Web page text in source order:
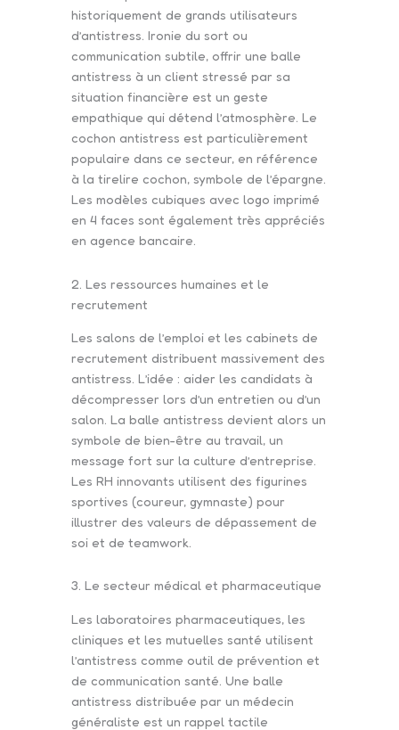
historiquement de grands utilisateurs
d’antistress. Ironie du sort ou
communication subtile, offrir une balle
antistress à un client stressé par sa
situation financière est un geste
empathique qui détend l’atmosphère. Le
cochon antistress est particulièrement
populaire dans ce secteur, en référence
à la tirelire cochon, symbole de l’épargne.
Les modèles cubiques avec logo imprimé
en 4 faces sont également très appréciés
en agence bancaire.
2. Les ressources humaines et le
recrutement
Les salons de l’emploi et les cabinets de
recrutement distribuent massivement des
antistress. L’idée : aider les candidats à
décompresser lors d’un entretien ou d’un
salon. La balle antistress devient alors un
symbole de bien-être au travail, un
message fort sur la culture d’entreprise.
Les RH innovants utilisent des figurines
sportives (coureur, gymnaste) pour
illustrer des valeurs de dépassement de
soi et de teamwork.
3. Le secteur médical et pharmaceutique
Les laboratoires pharmaceutiques, les
cliniques et les mutuelles santé utilisent
l’antistress comme outil de prévention et
de communication santé. Une balle
antistress distribuée par un médecin
généraliste est un rappel tactile